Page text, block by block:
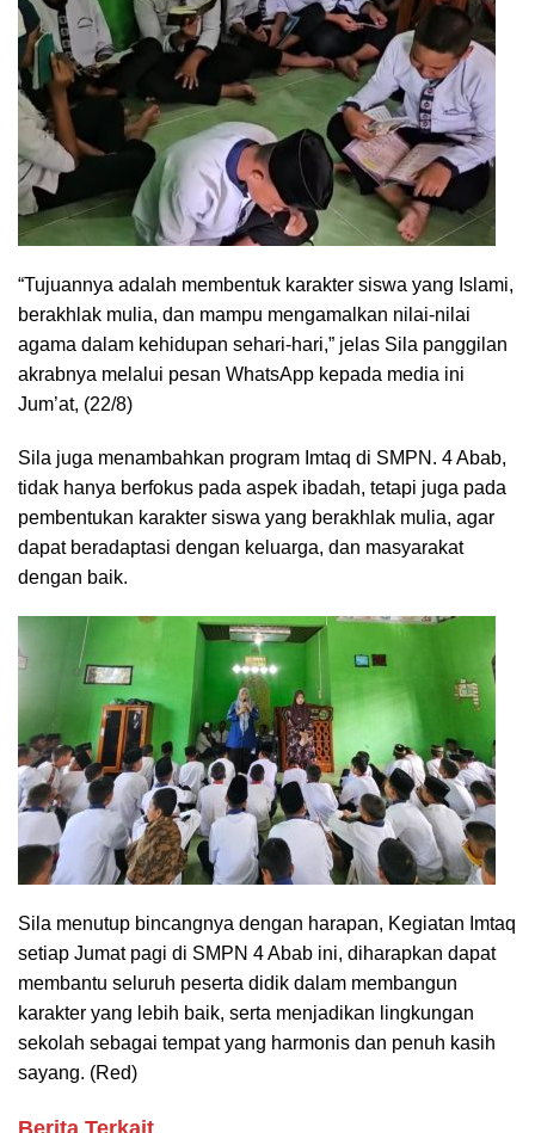
“Tujuannya adalah membentuk karakter siswa yang Islami,
berakhlak mulia, dan mampu mengamalkan nilai-nilai
agama dalam kehidupan sehari-hari,” jelas Sila panggilan
akrabnya melalui pesan WhatsApp kepada media ini
Jum’at, (22/8)
Sila juga menambahkan program Imtaq di SMPN. 4 Abab,
tidak hanya berfokus pada aspek ibadah, tetapi juga pada
pembentukan karakter siswa yang berakhlak mulia, agar
dapat beradaptasi dengan keluarga, dan masyarakat
dengan baik.
Sila menutup bincangnya dengan harapan, Kegiatan Imtaq
setiap Jumat pagi di SMPN 4 Abab ini, diharapkan dapat
membantu seluruh peserta didik dalam membangun
karakter yang lebih baik, serta menjadikan lingkungan
sekolah sebagai tempat yang harmonis dan penuh kasih
sayang. (Red)
Berita Terkait